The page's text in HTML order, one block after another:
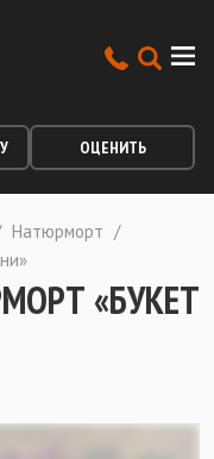
ОЦЕНИТЬ
Натюрморт /
«БУКЕТ